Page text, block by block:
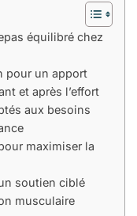
équilibré chez
pour un apport
et après l’effort
aux besoins
maximiser la
soutien ciblé
musculaire